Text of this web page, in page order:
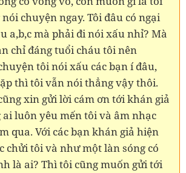
chuyện ngay. Tôi đâu có ngại
a,b,c mà phải đi nói xấu nhỉ? Mà
chỉ đáng tuổi cháu tôi nên
tôi nói xấu các bạn í đâu,
thì tôi vẫn nói thẳng vậy thôi.
xin gửi lời cám ơn tới khán giả
luôn yêu mến tôi và âm nhạc
qua. Với các bạn khán giả hiện
chửi tôi và như một làn sóng có
là ai? Thì tôi cũng muốn gửi tới